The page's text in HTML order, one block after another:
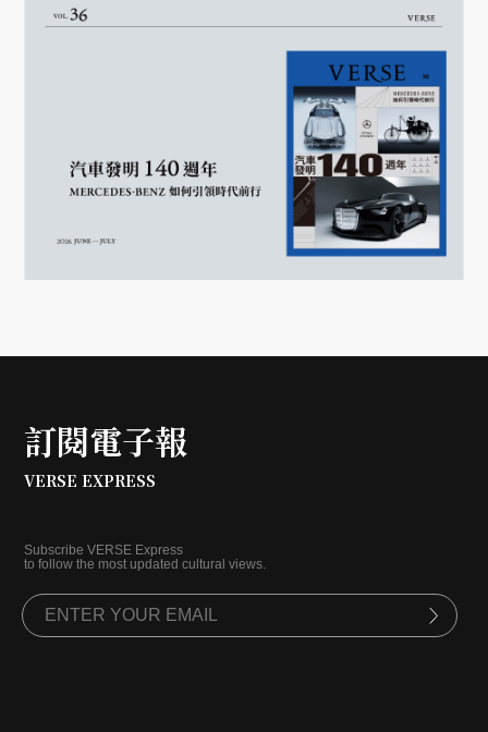
訂閱電子報
VERSE EXPRESS
Subscribe VERSE Express
to follow the most updated cultural views.